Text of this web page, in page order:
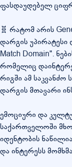
ფასდაუდებელ
🧬 რატომ არის
დარგის უპირატესი
Match Domain".
რომელიც
რიგში ამ საკვანძო
დარგის მთავარი
ემოციური და
საქართველოში
იდენტობის
და ინტერესს